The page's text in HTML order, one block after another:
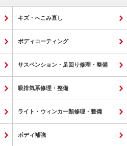
キズ・へこみ直し
ボディコーティング
サスペンション・足回り修理・整備
吸排気系修理・整備
ライト・ウィンカー類修理・整備
ボディ補強